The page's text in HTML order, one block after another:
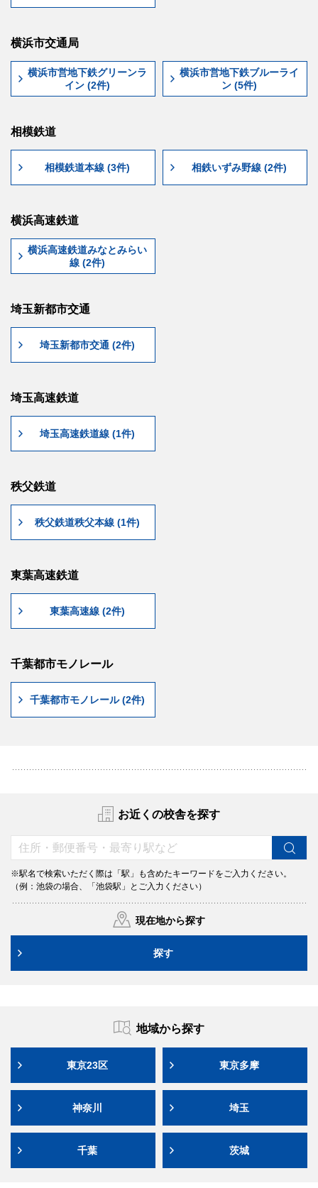
横浜市交通局
横浜市営地下鉄グリーンラ
イン (2件)
横浜市営地下鉄ブルーライ
ン (5件)
相模鉄道
相模鉄道本線 (3件) 相鉄いずみ野線 (2件)
横浜高速鉄道
横浜高速鉄道みなとみらい
線 (2件)
埼玉新都市交通
埼玉新都市交通 (2件)
埼玉高速鉄道
埼玉高速鉄道線 (1件)
秩父鉄道
秩父鉄道秩父本線 (1件)
東葉高速鉄道
東葉高速線 (2件)
千葉都市モノレール
千葉都市モノレール (2件)
お近くの校舎を探す
※駅名で検索いただく際は「駅」も含めたキーワードをご入力ください。
（例：池袋の場合、「池袋駅」とご入力ください）
現在地から探す
探す
地域から探す
東京23区 東京多摩
神奈川 埼玉
千葉 茨城